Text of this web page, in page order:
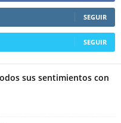
SEGUIR
SEGUIR
sus sentimientos con